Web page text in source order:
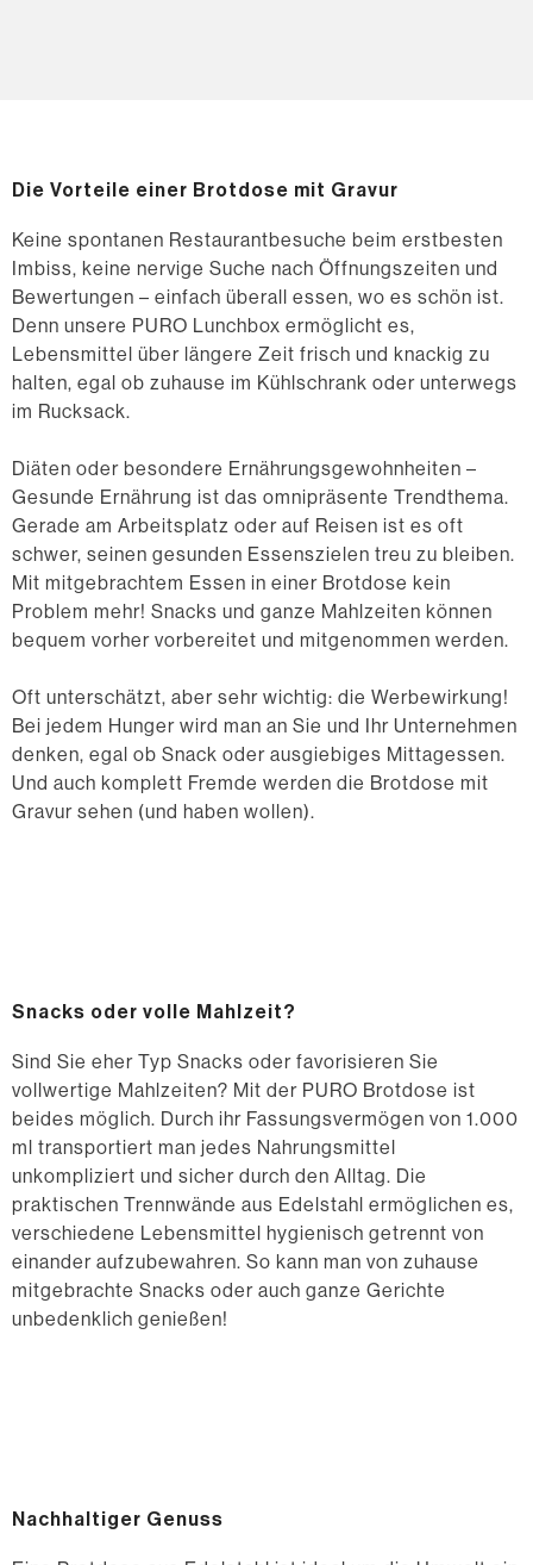
Die Vorteile einer Brotdose mit Gravur
Keine spontanen Restaurantbesuche beim erstbesten
Imbiss, keine nervige Suche nach Öffnungszeiten und
Bewertungen – einfach überall essen, wo es schön ist.
Denn unsere PURO Lunchbox ermöglicht es,
Lebensmittel über längere Zeit frisch und knackig zu
halten, egal ob zuhause im Kühlschrank oder unterwegs
im Rucksack.
Diäten oder besondere Ernährungsgewohnheiten –
Gesunde Ernährung ist das omnipräsente Trendthema.
Gerade am Arbeitsplatz oder auf Reisen ist es oft
schwer, seinen gesunden Essenszielen treu zu bleiben.
Mit mitgebrachtem Essen in einer Brotdose kein
Problem mehr! Snacks und ganze Mahlzeiten können
bequem vorher vorbereitet und mitgenommen werden.
Oft unterschätzt, aber sehr wichtig: die Werbewirkung!
Bei jedem Hunger wird man an Sie und Ihr Unternehmen
denken, egal ob Snack oder ausgiebiges Mittagessen.
Und auch komplett Fremde werden die Brotdose mit
Gravur sehen (und haben wollen).
Snacks oder volle Mahlzeit?
Sind Sie eher Typ Snacks oder favorisieren Sie
vollwertige Mahlzeiten? Mit der PURO Brotdose ist
beides möglich. Durch ihr Fassungsvermögen von 1.000
ml transportiert man jedes Nahrungsmittel
unkompliziert und sicher durch den Alltag. Die
praktischen Trennwände aus Edelstahl ermöglichen es,
verschiedene Lebensmittel hygienisch getrennt von
einander aufzubewahren. So kann man von zuhause
mitgebrachte Snacks oder auch ganze Gerichte
unbedenklich genießen!
Nachhaltiger Genuss